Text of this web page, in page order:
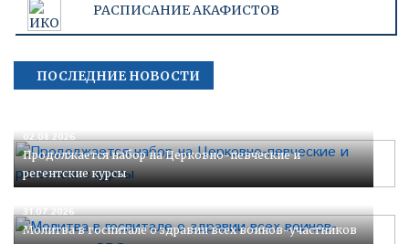
РАСПИСАНИЕ АКАФИСТОВ
ПОСЛЕДНИЕ НОВОСТИ
02.08.2026
Продолжается набор на Церковно-певческие и
регентские курсы
31.07.2026
Молитва в госпитале о здравии всех воинов-участников